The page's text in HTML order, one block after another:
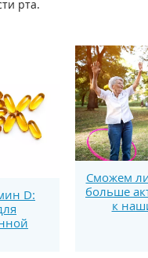
рта.
D:
Сможем
больше
к